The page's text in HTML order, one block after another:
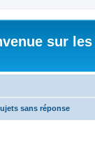
sur
sans réponse